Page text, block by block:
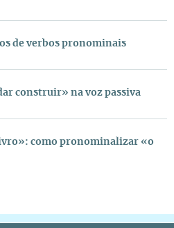
de verbos pronominais
construir» na voz passiva
como pronominalizar «o